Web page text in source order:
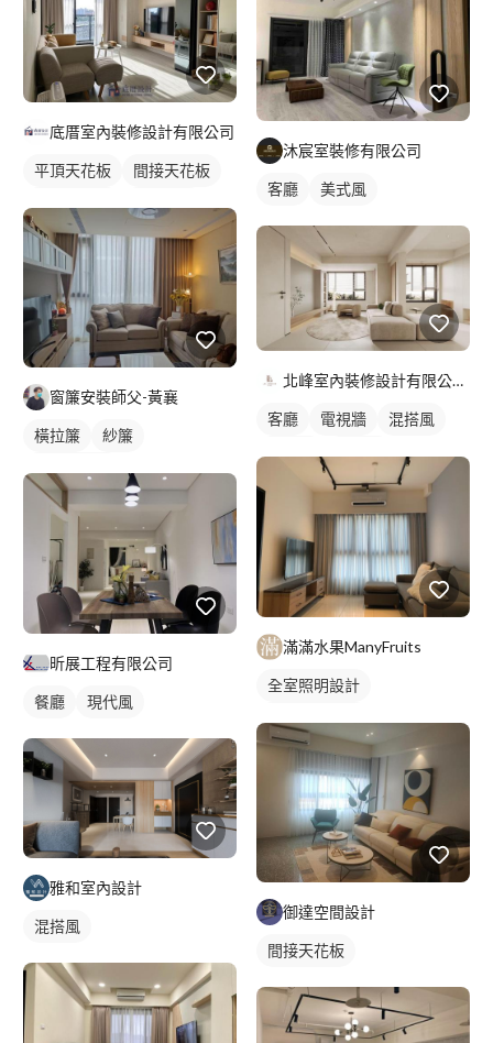
底厝室內裝修設計有限公司
平頂天花板
間接天花板
窗簾盒
客廳
鄉村風
全室照明設計
客廳燈光設計
窗簾安裝師父-黃襄
橫拉簾
紗簾
昕展工程有限公司
餐廳 現代風
雅和室內設計
混搭風
沐宸室裝修有限公司
客廳 美式風
北峰室內裝修設計有限公司 LI&LI design
客廳 電視牆
混搭風
滿滿水果ManyFruits
全室照明設計
御達空間設計
間接天花板